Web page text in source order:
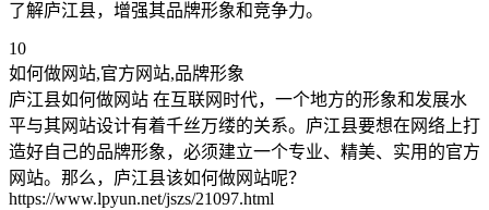
了解庐江县，增强其品牌形象和竞争力。
10
如何做网站,官方网站,品牌形象
庐江县如何做网站 在互联网时代，一个地方的形象和发展水
平与其网站设计有着千丝万缕的关系。庐江县要想在网络上打
造好自己的品牌形象，必须建立一个专业、精美、实用的官方
网站。那么，庐江县该如何做网站呢？
https://www.lpyun.net/jszs/21097.html